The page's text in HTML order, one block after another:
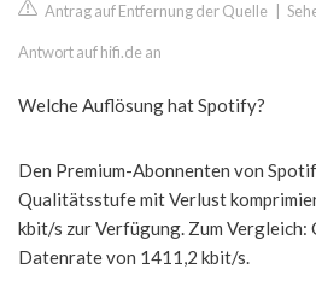
Antrag auf Entfernung der Quelle
Antwort auf hifi.de an
Welche Auflösung hat Spotify?
Den Premium-Abonnenten von
Qualitätsstufe mit Verlust
kbit/s zur Verfügung. Zum
Datenrate von 1411,2 kbit/s.